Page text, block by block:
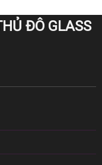
ĐÔ GLASS